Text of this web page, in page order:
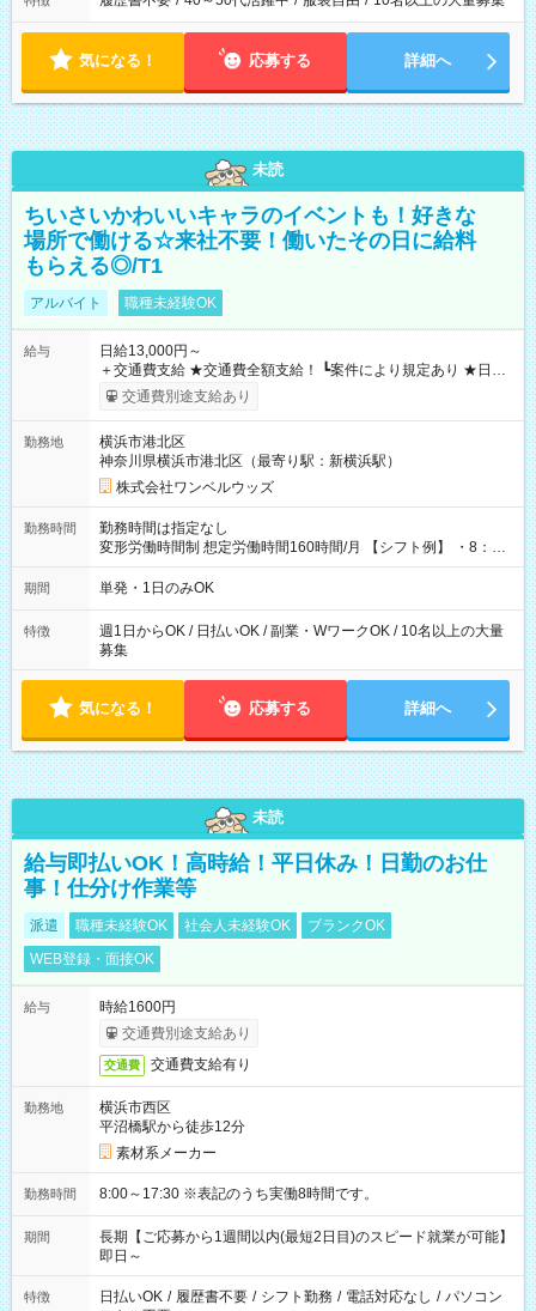
気になる！ 応募する 詳細へ
未読
ちいさいかわいいキャラのイベントも！好きな
場所で働ける☆来社不要！働いたその日に給料
もらえる◎/T1
アルバイト 職種未経験OK
給与
日給13,000円～
＋交通費支給 ★交通費全額支給！ ┗案件により規定あり ★日払
いOK！（規定あり） ┗働いたその日に現金GET♪ お仕事後はコ
ンビニATMから 日払い分を引き落とせます！ 【試用期間】試
交通費別途支給あり
勤務地
横浜市港北区
神奈川県横浜市港北区（最寄り駅：新横浜駅）
株式会社ワンベルウッズ
勤務時間
勤務時間は指定なし
変形労働時間制 想定労働時間160時間/月 【シフト例】 ・8：00
～21：00
期間 単発・1日のみOK
特徴
週1日からOK / 日払いOK / 副業・WワークOK / 10名以上の大量
募集
気になる！ 応募する 詳細へ
未読
給与即払いOK！高時給！平日休み！日勤のお仕
事！仕分け作業等
派遣 職種未経験OK 社会人未経験OK
ブランクOK
WEB登録・面接OK
給与
時給1600円
交通費別途支給あり
交通費 交通費支給有り
勤務地
横浜市西区
平沼橋駅から徒歩12分
素材系メーカー
勤務時間 8:00～17:30 ※表記のうち実働8時間です。
期間
長期【ご応募から1週間以内(最短2日目)のスピード就業が可能】
即日～
特徴 日払いOK / 履歴書不要 / シフト勤務 / 電話対応なし / パソコン